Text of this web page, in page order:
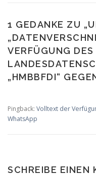
1 GEDANKE ZU „
VERFÜGUNG
„HMBBFDI“
Pingback: Volltext der
WhatsApp
SCHREIBE EINEN